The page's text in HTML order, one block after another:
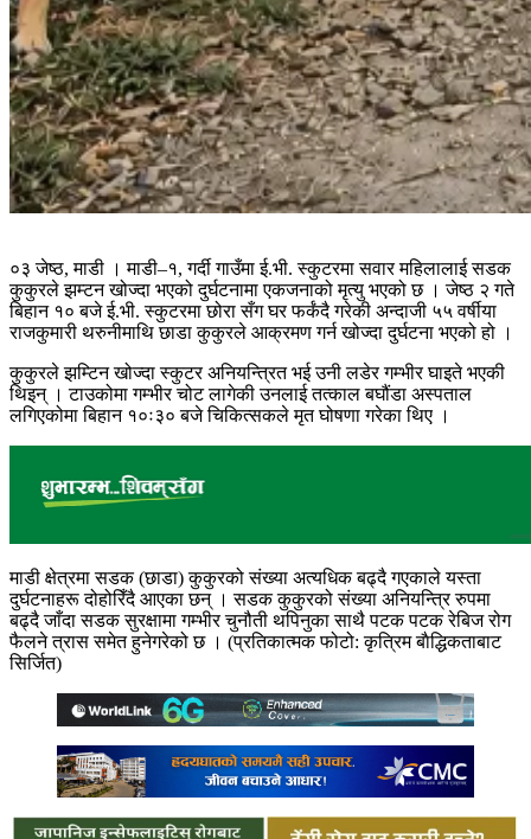
०३ जेष्ठ, माडी । माडी–१, गर्दी गाउँमा ई.भी. स्कुटरमा सवार महिलालाई सडक
कुकुरले झम्टन खोज्दा भएको दुर्घटनामा एकजनाको मृत्यु भएको छ । जेष्ठ २ गते
बिहान १० बजे ई.भी. स्कुटरमा छोरा सँग घर फर्कंदै गरेकी अन्दाजी ५५ वर्षीया
राजकुमारी थरुनीमाथि छाडा कुकुरले आक्रमण गर्न खोज्दा दुर्घटना भएको हो ।
कुकुरले झम्टिन खोज्दा स्कुटर अनियन्त्रित भई उनी लडेर गम्भीर घाइते भएकी
थिइन् । टाउकोमा गम्भीर चोट लागेकी उनलाई तत्काल बघौंडा अस्पताल
लगिएकोमा बिहान १०ः३० बजे चिकित्सकले मृत घोषणा गरेका थिए ।
माडी क्षेत्रमा सडक (छाडा) कुकुरको संख्या अत्यधिक बढ्दै गएकाले यस्ता
दुर्घटनाहरू दोहोरिँदै आएका छन् । सडक कुकुरको संख्या अनियन्त्रि रुपमा
बढ्दै जाँदा सडक सुरक्षामा गम्भीर चुनौती थपिनुका साथै पटक पटक रेबिज रोग
फैलने त्रास समेत हुनेगरेको छ । (प्रतिकात्मक फोटो: कृत्रिम बाैद्धिकताबाट
सिर्जित)